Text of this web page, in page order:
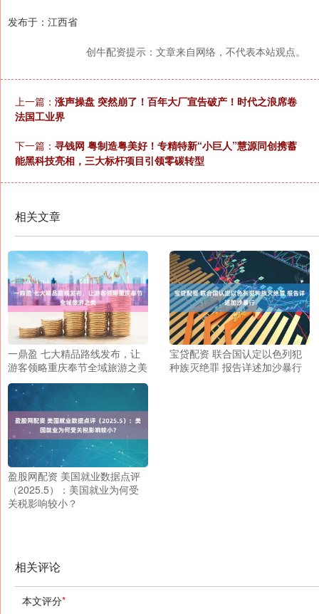
发布于：江西省
创牛配资提示：文章来自网络，不代表本站观点。
上一篇： 涨声操盘 突然崩了！百年大厂宣告破产！时代之浪席卷
法国工业界
下一篇： 寻钱网 粤制造粤美好！专精特新“小巨人”慧源同创携蓄
能黑科技亮相，三大标杆项目引领零碳转型
相关文章
一鼎盈 七大精品路线发布，让
游客领略重庆奉节全域旅游之美
宝贷配资 联合国认定以色列犯
种族灭绝罪 报告详述加沙暴行
盈股网配资 美国就业数据点评
（2025.5）：美国就业为何受
关税影响较小？
相关评论
本文评分*